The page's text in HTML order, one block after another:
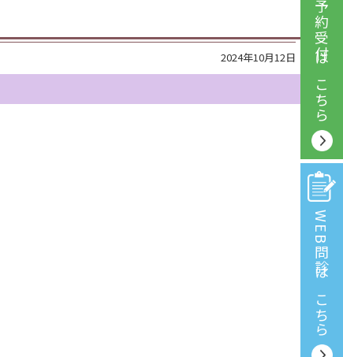
2024年10月12日
はこちら
WEB問診
はこちら